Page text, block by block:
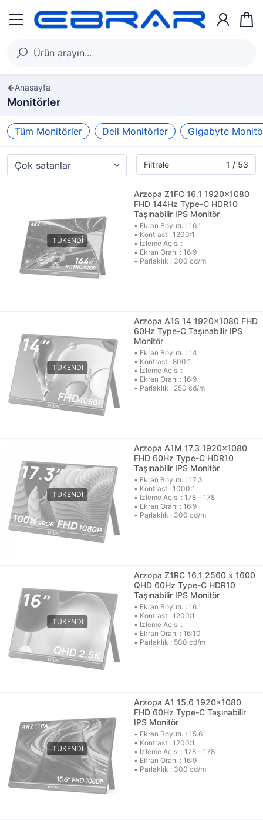
Anasayfa
Monitörler
Tüm Monitörler Dell Monitörler Gigabyte
Filtrele 1 / 53
Arzopa Z1FC 16.1 1920x1080
FHD 144Hz Type-C HDR10
Taşınabilir IPS Monitör
• Ekran Boyutu : 16.1
• Kontrast : 1200:1
• İzleme Açısı :
• Ekran Oranı : 16:9
• Parlaklık : 300 cd/m
Arzopa A1S 14 1920x1080 FHD
60Hz Type-C Taşınabilir IPS
Monitör
• Ekran Boyutu : 14
• Kontrast : 800:1
• İzleme Açısı :
• Ekran Oranı : 16:9
• Parlaklık : 250 cd/m
Arzopa A1M 17.3 1920x1080
FHD 60Hz Type-C HDR10
Taşınabilir IPS Monitör
• Ekran Boyutu : 17.3
• Kontrast : 1000:1
• İzleme Açısı : 178 - 178
• Ekran Oranı : 16:9
• Parlaklık : 300 cd/m
Arzopa Z1RC 16.1 2560 x 1600
QHD 60Hz Type-C HDR10
Taşınabilir IPS Monitör
• Ekran Boyutu : 16.1
• Kontrast : 1200:1
• İzleme Açısı :
• Ekran Oranı : 16:10
• Parlaklık : 500 cd/m
Arzopa A1 15.6 1920x1080
FHD 60Hz Type-C Taşınabilir
IPS Monitör
• Ekran Boyutu : 15.6
• Kontrast : 1200:1
• İzleme Açısı : 178 - 178
• Ekran Oranı : 16:9
• Parlaklık : 300 cd/m